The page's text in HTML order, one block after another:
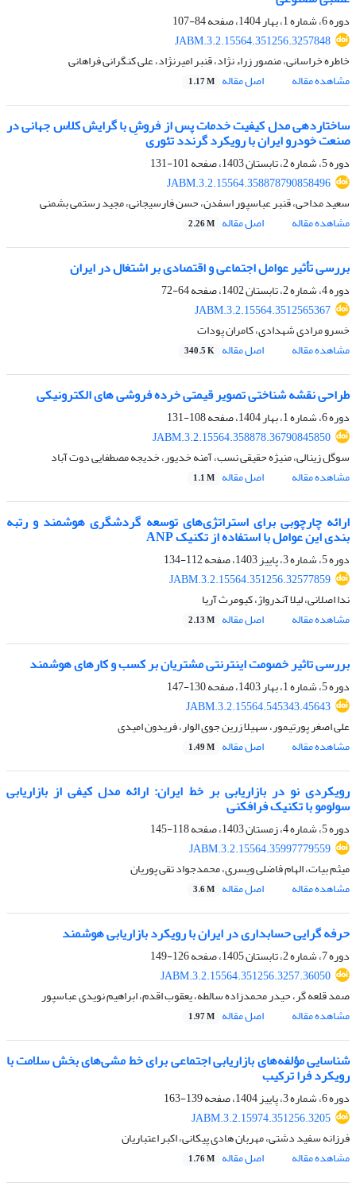
دوره 6، شماره 1، بهار 1404، صفحه
84-107
JABM.3.2.15564.351256.3257848
خاطره خراسانی، منصور زراء نژاد، قنبر امیرنژاد، علی کنگرانی فراهانی
مشاهده مقاله
اصل مقاله 1.17 M
ساختاردهی مدل کیفیت ﺧﺪﻣﺎت ﭘﺲ از ﻓﺮوشِ با گرایش کلاس جهانی در
ﺻﻨﻌﺖ خودرو اﯾﺮان با رویکرد گرندد تئوری
دوره 5، شماره 2، تابستان 1403، صفحه
101-131
JABM.3.2.15564.358878790858496
سعید مداحی، قنبر عباسپور اسفدن، حسن فارسیجانی، مجید رستمی بشمنی
مشاهده مقاله
اصل مقاله 2.26 M
بررسی تأثیر عوامل اجتماعی و اقتصادی بر اشتغال در ایران
دوره 4، شماره 2، تابستان 1402، صفحه
64-72
JABM.3.2.15564.3512565367
خسرو مرادی شهدادی، کامران پودات
مشاهده مقاله
اصل مقاله 340.5 K
طراحی نقشه شناختی تصویر قیمتی خرده فروشی های الکترونیکی
دوره 6، شماره 1، بهار 1404، صفحه
108-131
JABM.3.2.15564.358878.36790845850
سوگل زینالی، منیژه حقیقی نسب، آمنه خدیور، خدیجه مصطفایی دوت آباد
مشاهده مقاله
اصل مقاله 1.1 M
ارائه چارچوبی برای استراتژی‌های توسعه گردشگری هوشمند و رتبه
بندی این عوامل با استفاده از تکنیک ANP
دوره 5، شماره 3، پاییز 1403، صفحه
112-134
JABM.3.2.15564.351256.32577859
ندا اصلانی، لیلا آندرواژ، کیومرث آریا
مشاهده مقاله
اصل مقاله 2.13 M
بررسی تاثیر خصومت اینترنتی مشتریان بر کسب و کارهای هوشمند
دوره 5، شماره 1، بهار 1403، صفحه
130-147
JABM.3.2.15564.545343.45643
علی اصغر پورتیمور، سهیلا زرین جوی الوار، فریدون امیدی
مشاهده مقاله
اصل مقاله 1.49 M
رویکردی نو در بازاریابی بر خط ایران: ارائه مدل کیفی از بازاریابی
سولومو با تکنیک فرافکنی
دوره 5، شماره 4، زمستان 1403، صفحه
118-145
JABM.3.2.15564.35997779559
میثم بیات، الهام فاضلی ویسری، محمدجواد تقی پوریان
مشاهده مقاله
اصل مقاله 3.6 M
حرفه گرایی حسابداری در ایران با رویکرد بازاریابی هوشمند
دوره 7، شماره 2، تابستان 1405، صفحه
126-149
JABM.3.2.15564.351256.3257.36050
صمد قلعه گر، حیدر محمدزاده سالطه، یعقوب اقدم، ابراهیم نویدی عباسپور
مشاهده مقاله
اصل مقاله 1.97 M
شناسایی مؤلفه‌های بازاریابی اجتماعی برای خط مشی‌های بخش سلامت با
رویکرد فرا ترکیب
دوره 6، شماره 3، پاییز 1404، صفحه
139-163
JABM.3.2.15974.351256.3205
فرزانه سفید دشتی، مهربان هادی پیکانی، اکبر اعتباریان
مشاهده مقاله
اصل مقاله 1.76 M